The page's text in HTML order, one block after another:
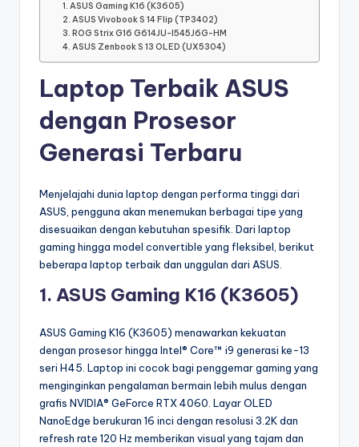
1. ASUS Gaming K16 (K3605)
2. ASUS Vivobook S 14 Flip (TP3402)
3. ROG Strix G16 G614JU-I545J6G-HM
4. ASUS Zenbook S 13 OLED (UX5304)
Laptop Terbaik ASUS
dengan Prosesor
Generasi Terbaru
Menjelajahi dunia laptop dengan performa tinggi dari
ASUS, pengguna akan menemukan berbagai tipe yang
disesuaikan dengan kebutuhan spesifik. Dari laptop
gaming hingga model convertible yang fleksibel, berikut
beberapa laptop terbaik dan unggulan dari ASUS.
1. ASUS Gaming K16 (K3605)
ASUS Gaming K16 (K3605) menawarkan kekuatan
dengan prosesor hingga Intel® Core™ i9 generasi ke-13
seri H45. Laptop ini cocok bagi penggemar gaming yang
menginginkan pengalaman bermain lebih mulus dengan
grafis NVIDIA® GeForce RTX 4060. Layar OLED
NanoEdge berukuran 16 inci dengan resolusi 3.2K dan
refresh rate 120 Hz memberikan visual yang tajam dan